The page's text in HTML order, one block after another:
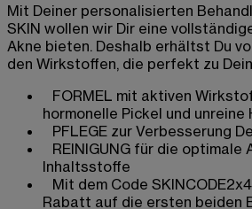
Mit Deiner personalisierten
SKIN wollen wir Dir eine
Akne bieten. Deshalb erhältst Du
den Wirkstoffen, die perfekt zu
FORMEL mit aktiven
hormonelle Pickel und unreine
PFLEGE zur Verbesserung
REINIGUNG für die optimale
Inhaltsstoffe
Mit dem Code
Rabatt auf die ersten beiden